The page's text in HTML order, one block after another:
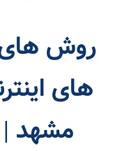
روش های
های
مشهد |